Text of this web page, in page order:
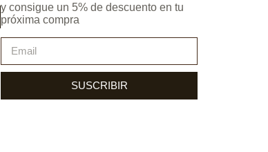
y consigue un 5% de descuento en tu
próxima compra
SUSCRIBIR